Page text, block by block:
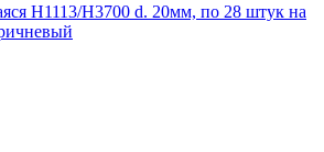
H1113/Н3700 d. 20мм, по 28 штук на